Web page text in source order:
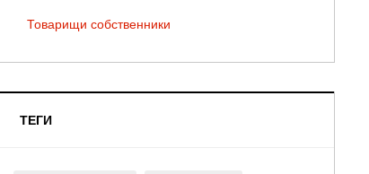
Товарищи собственники
ТЕГИ